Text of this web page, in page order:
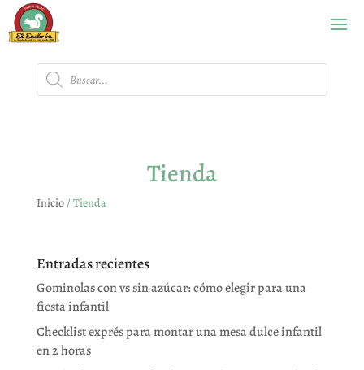
Búsqueda
de
productos
Tienda
Inicio/ Tienda
Entradas recientes
Gominolas con vs sin azúcar: cómo elegir para una
fiesta infantil
Checklist exprés para montar una mesa dulce infantil
en 2 horas